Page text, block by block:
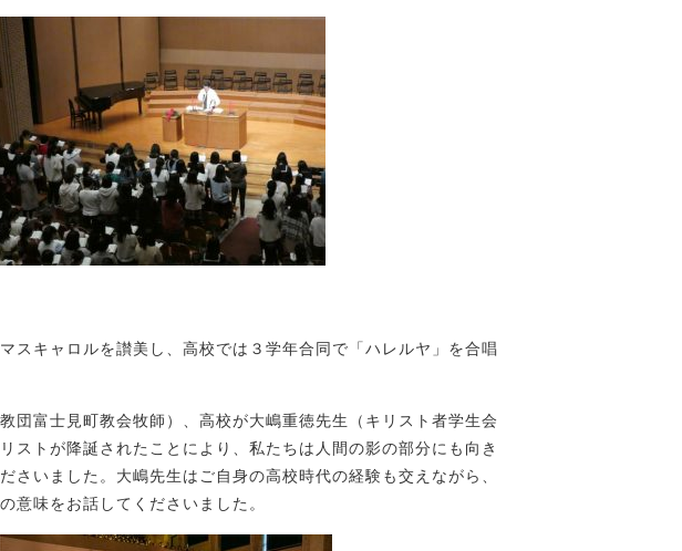
スキャロルを讃美し、高校では３学年合同で「ハレルヤ」を合唱
団富士見町教会牧師）、高校が大嶋重徳先生（キリスト者学生会
ストが降誕されたことにより、私たちは人間の影の部分にも向き
さいました。大嶋先生はご自身の高校時代の経験も交えながら、
意味をお話してくださいました。